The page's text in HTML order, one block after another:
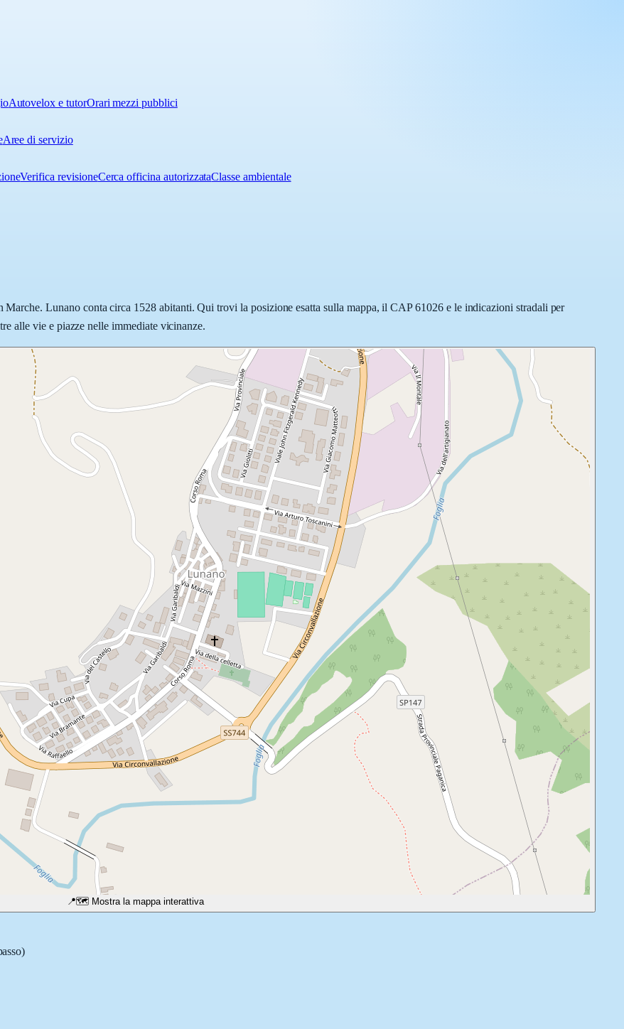
Autovelox e tutorOrari mezzi pubblici
Aree di servizio
Verifica revisioneCerca officina autorizzataClasse ambientale
Lunano conta circa 1528 abitanti. Qui trovi la posizione esatta sulla mappa, il CAP 61026 e le indicazioni stradali per
alle vie e piazze nelle immediate vicinanze.
📍🗺️ Mostra la mappa interattiva